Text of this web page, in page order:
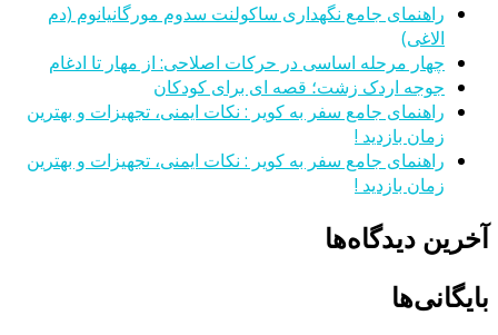
راهنمای جامع نگهداری ساکولنت سدوم مورگانیانوم (دم
الاغی)
چهار مرحله اساسی در حرکات اصلاحی: از مهار تا ادغام
جوجه اردک زشت؛ قصه ای برای کودکان
راهنمای جامع سفر به کویر : نکات ایمنی، تجهیزات و بهترین
زمان بازدید !
راهنمای جامع سفر به کویر : نکات ایمنی، تجهیزات و بهترین
زمان بازدید !
آخرین دیدگاه‌ها
بایگانی‌ها